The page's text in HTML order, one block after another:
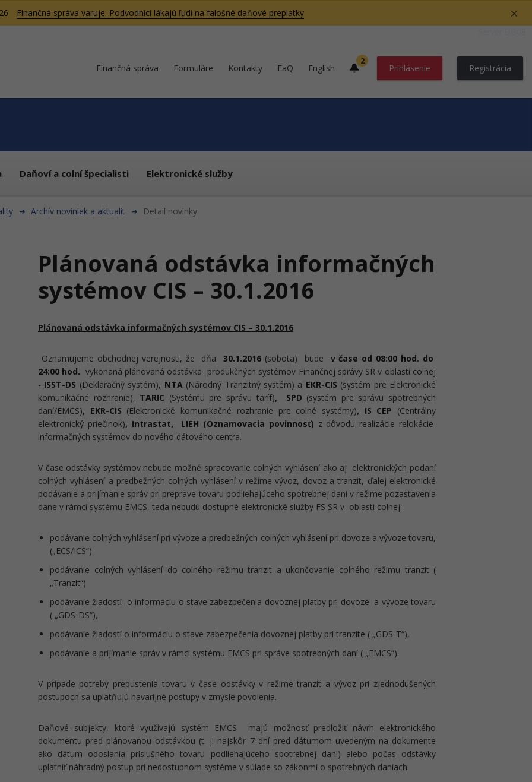
Finančná správa varuje: Podvodníci lákajú ľudí na falošné daňové preplatky
Finančná správa Formuláre Kontakty FaQ English
2
Prihlásenie Registrácia
Daňoví a colní špecialisti Elektronické služby
Archív noviniek a aktualít Detail novinky
Plánovaná odstávka informačných
systémov CIS – 30.1.2016
Plánovaná odstávka informačných systémov CIS – 30.1.2016
Oznamujeme obchodnej verejnosti, že dňa30.1.2016 (sobota) bude v čase od 08:00 hod. do
24:00 hod. vykonaná plánovaná odstávka produkčných systémov Finančnej správy SR v oblasti colnej
- ISST-DS (Deklaračný systém), NTA (Národný Tranzitný systém) a EKR-CIS (systém pre Elektronické
komunikačné rozhranie), TARIC (Systému pre správu taríf), SPD (systém pre správu spotrebných
daní/EMCS), EKR-CIS (Elektronické komunikačné rozhranie pre colné systémy), IS CEP (Centrálny
elektronický priečinok), Intrastat, LIEH (Oznamovacia povinnosť) z dôvodu realizácie relokácie
informačných systémov do nového dátového centra.
V čase odstávky systémov nebude možné spracovanie colných vyhlásení ako aj elektronických podaní
colných vyhlásení a predbežných colných vyhlásení v režime vývoz, dovoz a tranzit, ďalej elektronické
podávanie a prijímanie správ pri preprave tovaru podliehajúceho spotrebnej dani v režime pozastavenia
dane v rámci systému EMCS, teda nebudú dostupné elektronické služby FS SR v oblasti colnej:
podávanie colných vyhlásení pri vývoze a predbežných colných vyhlásení pri dovoze a vývoze tovaru,
(„ECS/ICS“)
podávanie colných vyhlásení do colného režimu tranzit a ukončovanie colného režimu tranzit (
„Tranzit“)
podávanie žiadostí o informáciu o stave zabezpečenia dovoznej platby pri dovoze a vývoze tovaru
( „GDS-DS“),
podávanie žiadostí o informáciu o stave zabezpečenia dovoznej platby pri tranzite ( „GDS-T“),
podávanie a prijímanie správ v rámci systému EMCS pri správe spotrebných daní ( „EMCS“).
V prípade potreby prepustenia tovaru v čase odstávky v režime tranzit a vývoz pri zjednodušených
postupoch sa uplatňujú havarijné postupy v zmysle povolenia.
Daňové subjekty, ktoré využívajú systém EMCS majú možnosť predložiť návrh elektronického
dokumentu pred plánovanou odstávkou (t. j. najskôr 7 dní pred dátumom uvedeným na dokumente
ako dátum odoslania príslušného tovaru podliehajúceho spotrebnej dani) alebo počas odstávky
uplatniť náhradný postup pri nedostupnom systéme v súlade so zákonmi o spotrebných daniach.